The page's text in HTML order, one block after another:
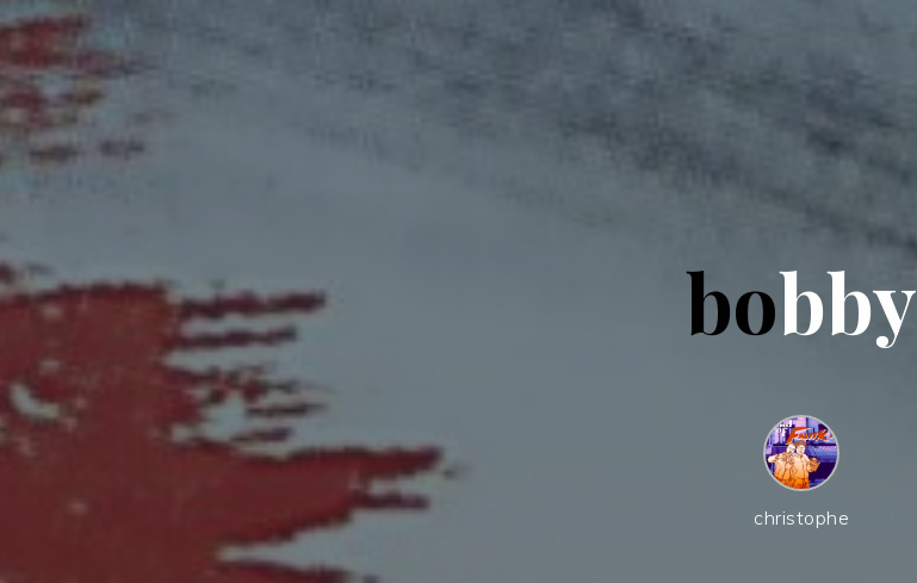
bob b
by
christophe